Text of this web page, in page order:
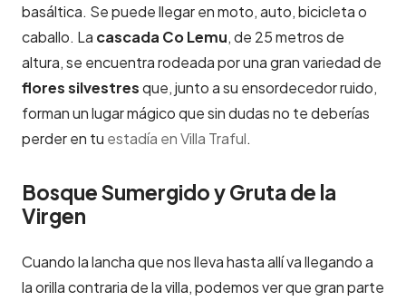
basáltica. Se puede llegar en moto, auto, bicicleta o
caballo. La cascada Co Lemu, de 25 metros de
altura, se encuentra rodeada por una gran variedad de
flores silvestresque, junto a su ensordecedor ruido,
forman un lugar mágico que sin dudas no te deberías
perder en tu estadía en Villa Traful.
Bosque Sumergido y Gruta de la
Virgen
Cuando la lancha que nos lleva hasta allí va llegando a
la orilla contraria de la villa, podemos ver que gran parte